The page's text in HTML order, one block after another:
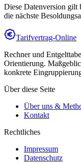
Diese Datenversion gilt
die nächste
Tarifvertrag-Online
Rechner und
Orientierung.
konkrete
Über diese Seite
Über uns &
Kontakt
Rechtliches
Impressum
Datenschutz